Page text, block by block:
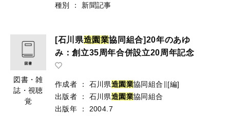
種別
： 新聞記事
図書・雑
誌・視聴
覚
[石川県造園業協同組合]20年のあゆ
み：創立35周年合併設立20周年記念
作成者 ： 石川県造園業協同組合∥[編]
出版者
： 石川県造園業協同組合
出版年
：
2004.7